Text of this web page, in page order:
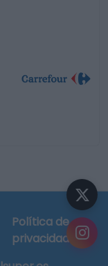
Política de
privacidad